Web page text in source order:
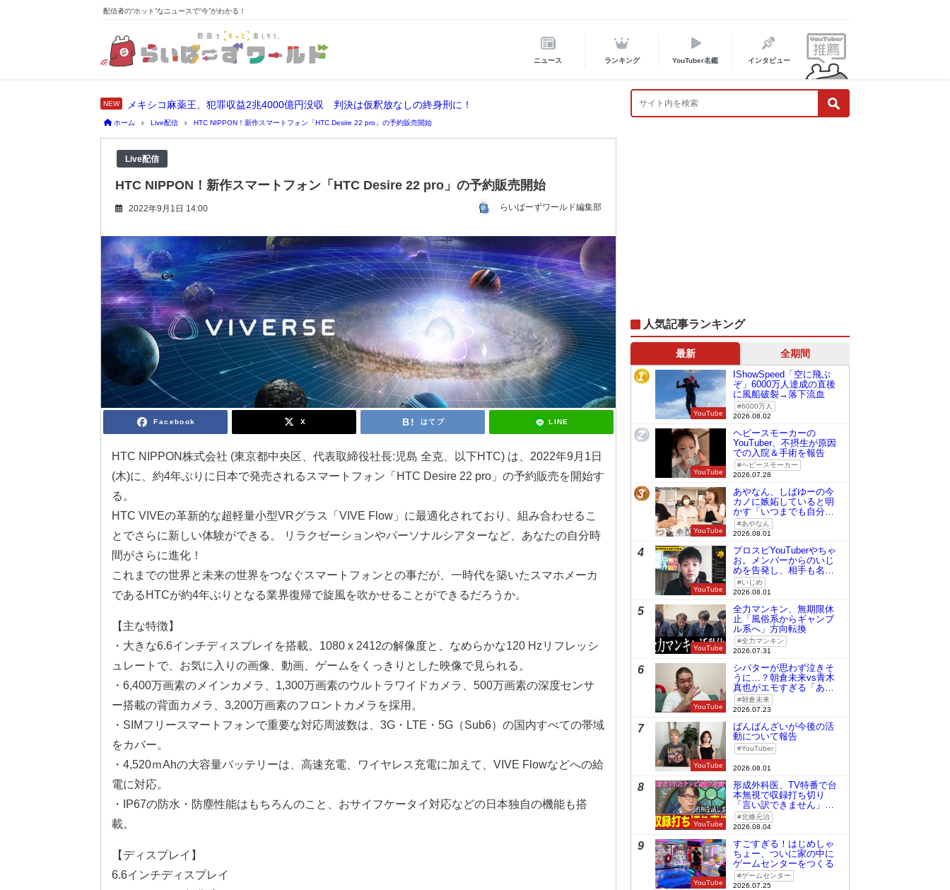
配信者の“ホット”なニュースで“今”がわかる！
ニュース ランキング YouTuber名鑑 インタビュー
メキシコ麻薬王、犯罪収益2兆4000億円没収 判決は仮釈放なしの終身刑に！
ホーム Live配信 HTC NIPPON！新作スマートフォン「HTC Desire 22 pro」の予約販売開始
Live配信
HTC NIPPON！新作スマートフォン「HTC Desire 22 pro」の予約販売開始
2022年9月1日 14:00 らいばーずワールド編集部
Facebook X はてブ LINE
HTC NIPPON株式会社 (東京都中央区、代表取締役社⻑:児島 全克、以下HTC) は、2022年9月1日
(木)に、約4年ぶりに日本で発売されるスマートフォン「HTC Desire 22 pro」の予約販売を開始す
る。
HTC VIVEの革新的な超軽量小型VRグラス「VIVE Flow」に最適化されており、組み合わせるこ
とでさらに新しい体験ができる。 リラクゼーションやパーソナルシアターなど、あなたの自分時
間がさらに進化！
これまでの世界と未来の世界をつなぐスマートフォンとの事だが、一時代を築いたスマホメーカ
であるHTCが約4年ぶりとなる業界復帰で旋風を吹かせることができるだろうか。
【主な特徴】
・大きな6.6インチディスプレイを搭載。1080 x 2412の解像度と、なめらかな120 Hzリフレッシ
ュレートで、お気に入りの画像、動画、ゲームをくっきりとした映像で見られる。
・6,400万画素のメインカメラ、1,300万画素のウルトラワイドカメラ、500万画素の深度センサ
ー搭載の背面カメラ、3,200万画素のフロントカメラを採用。
・SIMフリースマートフォンで重要な対応周波数は、3G・LTE・5G（Sub6）の国内すべての帯域
をカバー。
・4,520ｍAhの大容量バッテリーは、高速充電、ワイヤレス充電に加えて、VIVE Flowなどへの給
電に対応。
・IP67の防水・防塵性能はもちろんのこと、おサイフケータイ対応などの日本独自の機能も搭
載。
【ディスプレイ】
6.6インチディスプレイ
人気記事ランキング
最新 全期間
1
YouTube
IShowSpeed「空に飛ぶ
ぞ」6000万人達成の直後
に風船破裂→落下流血
6000万人
2026.08.02
2
YouTube
ヘビースモーカーの
YouTuber、不摂生が原因
での入院＆手術を報告
ヘビースモーカー
2026.07.28
3
YouTube
あやなん、しばゆーの今
カノに嫉妬していると明
かす「いつまでも自分の
ものみたいに…」
あやなん
2026.08.01
4
YouTube
プロスピYouTuberやちゃ
お。メンバーからのいじ
めを告発し、相手も名指
しで批判
いじめ
2026.08.01
5
YouTube
全力マンキン、無期限休
止「風俗系からギャンブ
ル系へ」方向転換
全力マンキン
2026.07.31
6
YouTube
シバターが思わず泣きそ
うに…？朝倉未来vs青木
真也がエモすぎる「あの
時の桜庭和志は今の青木
真也」
朝倉未来
2026.07.23
7
YouTube
ばんばんざいが今後の活
動について報告
YouTuber
2026.08.01
8
YouTube
形成外科医、TV特番で台
本無視で収録打ち切り
「言い訳できません」と
謝罪北條元治
2026.08.04
9
YouTube
すごすぎる！はじめしゃ
ちょー、ついに家の中に
ゲームセンターをつくる
ゲームセンター
2026.07.25